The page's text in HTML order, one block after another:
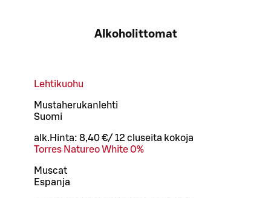
Alkoholittomat
Lehtikuohu
Mustaherukanlehti
Suomi
alk. Hinta: 8,40 €/ 12 cl useita kokoja
Torres Natureo White 0%
Muscat
Espanja